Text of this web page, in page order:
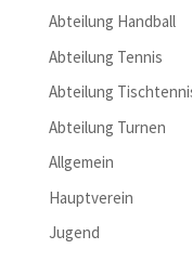
Abteilung Handball
Abteilung Tennis
Abteilung
Abteilung Turnen
Allgemein
Hauptverein
Jugend